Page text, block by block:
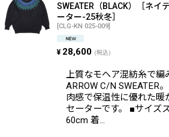
SWEATER（BLACK）［ネイ
ーター-25秋冬］
[CLG-KN 025-009]
¥ 28,600 (税込)
上質なモヘア混紡糸で編
ARROW C/N SWEATER
肉感で保温性に優れた暖
セーターです。 ■サイズ
60cm 着…